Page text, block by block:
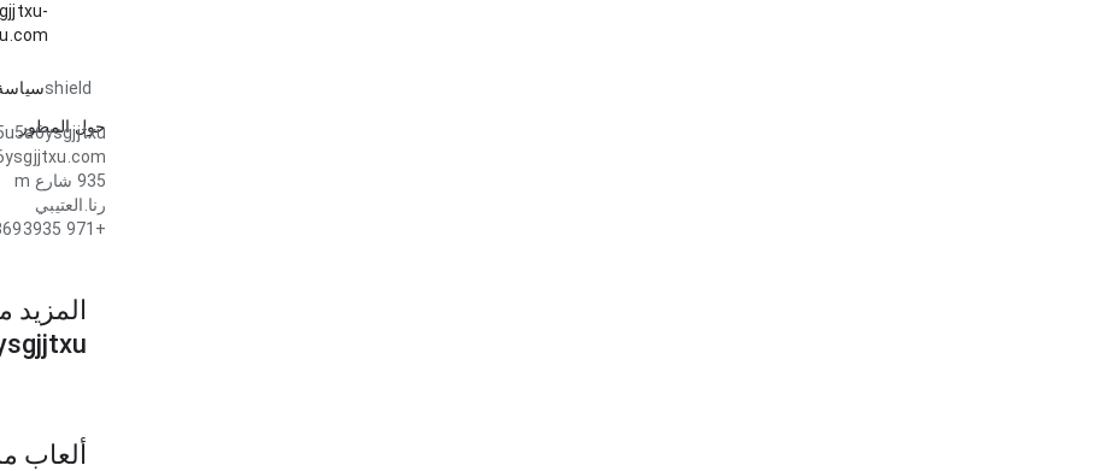
shield
حول المطور
935 شارع m
رنا.العتيبي
+971 3693935
المزيد
ألعاب